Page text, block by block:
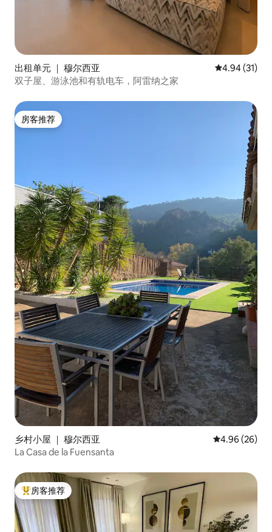
出租单元 ｜ 穆尔西亚 平均评分
4.94 (31)
双子屋、游泳池和有轨电车，阿雷纳之家
房客推荐
房客推荐
乡村小屋 ｜ 穆尔西亚 平均评分 4.96
4.96 (26)
La Casa de la Fuensanta
热门「房客推荐」
房客推荐